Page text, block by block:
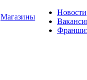
Магазины
Новости